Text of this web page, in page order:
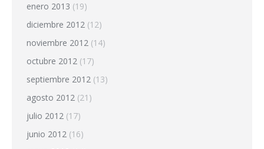
enero 2013 (19)
diciembre 2012 (12)
noviembre 2012 (14)
octubre 2012 (17)
septiembre 2012 (13)
agosto 2012 (21)
julio 2012 (17)
junio 2012 (16)